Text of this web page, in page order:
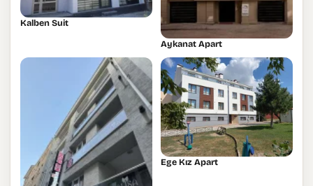
Kalben Suit
Aykanat Apart
Ege Kız Apart